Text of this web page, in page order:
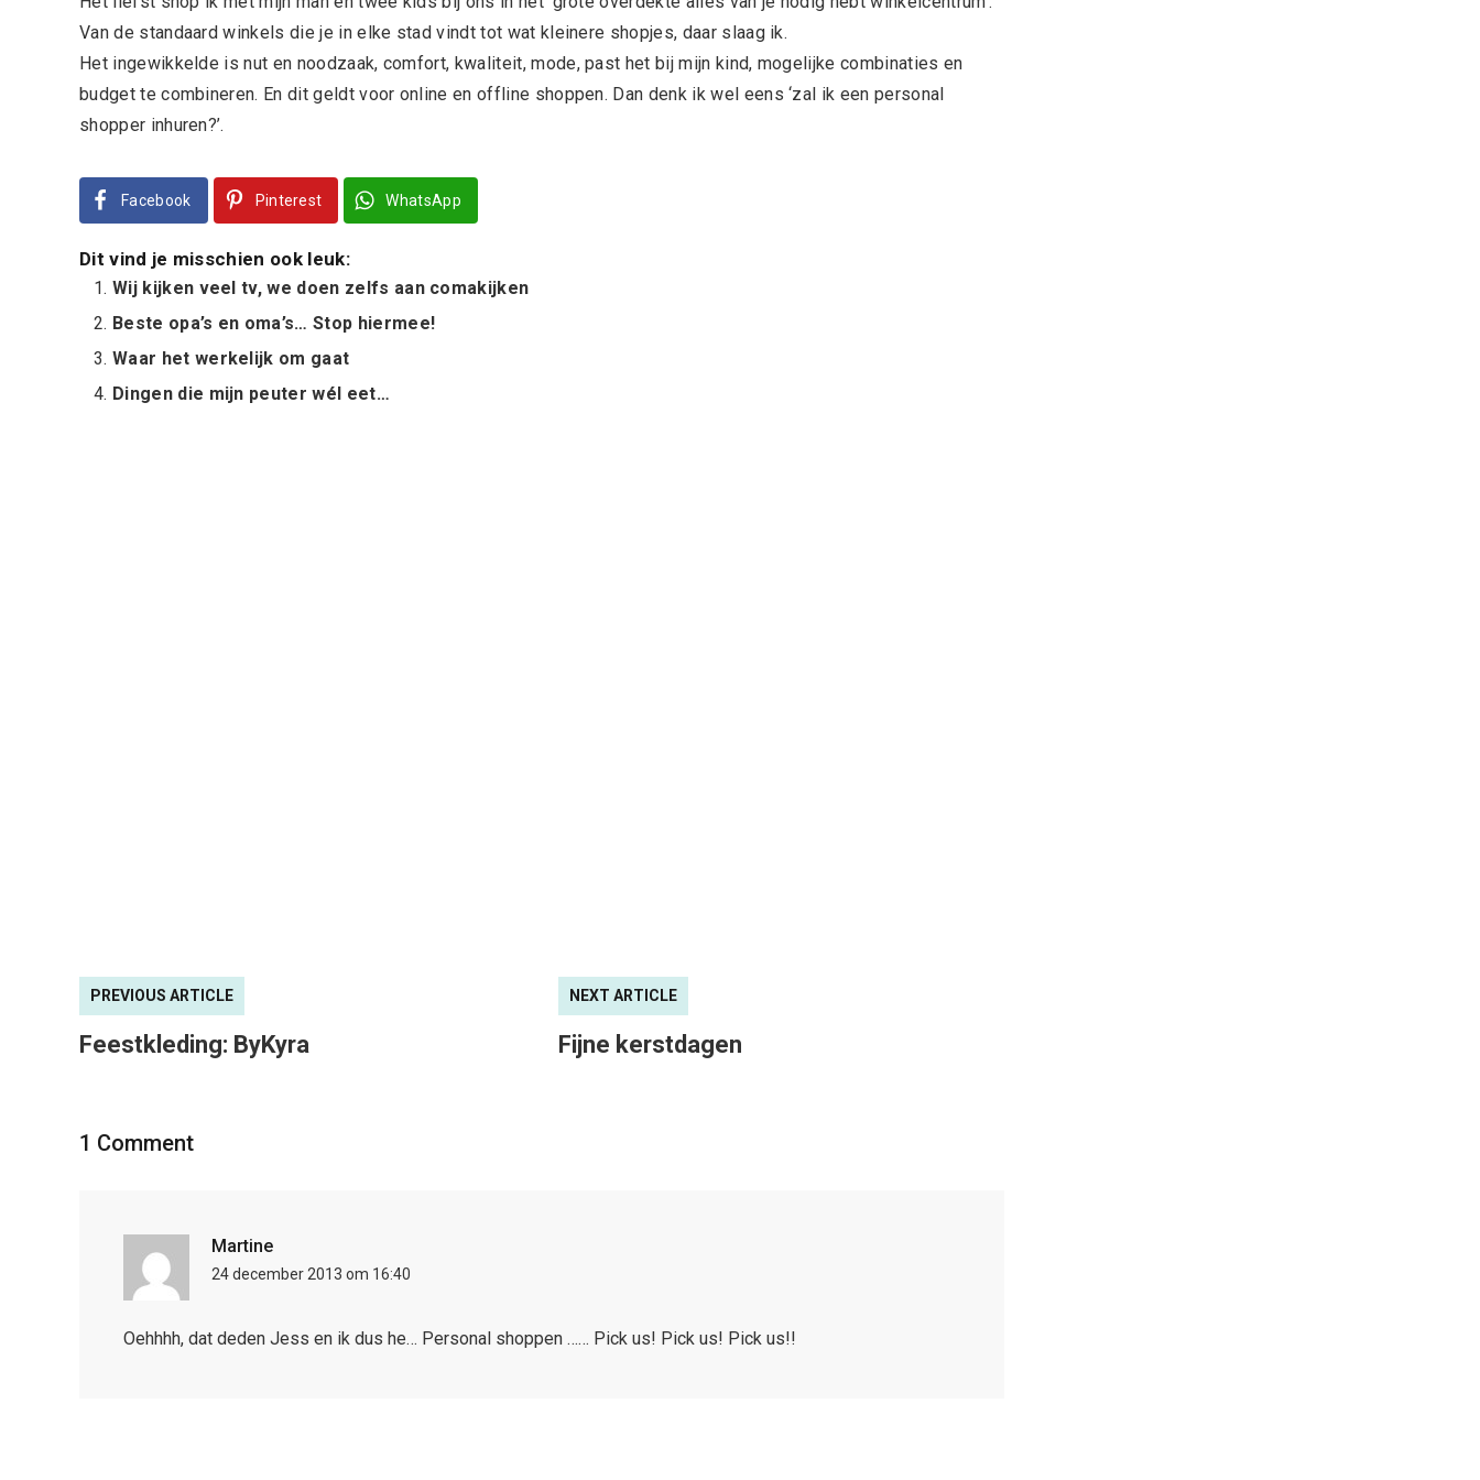
Van de standaard winkels die je in elke stad vindt tot wat kleinere shopjes, daar slaag ik.
Het ingewikkelde is nut en noodzaak, comfort, kwaliteit, mode, past het bij mijn kind, mogelijke combinaties en
budget te combineren. En dit geldt voor online en offline shoppen. Dan denk ik wel eens ‘zal ik een personal
shopper inhuren?’.
Facebook Pinterest WhatsApp
Dit vind je misschien ook leuk:
Wij kijken veel tv, we doen zelfs aan comakijken
Beste opa’s en oma’s… Stop hiermee!
Waar het werkelijk om gaat
Dingen die mijn peuter wél eet…
PREVIOUS ARTICLE
Feestkleding: ByKyra
NEXT ARTICLE
Fijne kerstdagen
1 Comment
Martine
24 december 2013 om 16:40
Oehhhh, dat deden Jess en ik dus he… Personal shoppen …… Pick us! Pick us! Pick us!!